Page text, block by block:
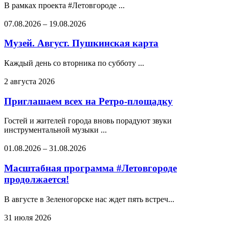
В рамках проекта #Летовгороде ...
07.08.2026 – 19.08.2026
Музей. Август. Пушкинская карта
Каждый день со вторника по субботу ...
2 августа 2026
Приглашаем всех на Ретро-площадку
Гостей и жителей города вновь порадуют звуки
инструментальной музыки ...
01.08.2026 – 31.08.2026
Масштабная программа #Летовгороде
продолжается!
В августе в Зеленогорске нас ждет пять встреч...
31 июля 2026